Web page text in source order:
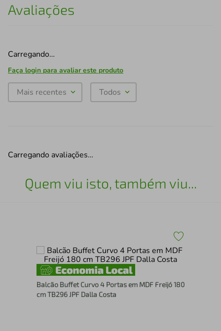
Avaliações
Carregando…
Faça login para avaliar este produto
Mais recentes Todos
Carregando avaliações…
Quem viu isto, também viu...
Balcão Buffet Curvo 4 Portas em MDF Freijó 180
cm TB296 JPF Dalla Costa